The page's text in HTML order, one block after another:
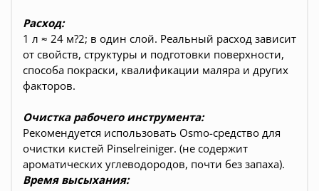
Расход:
1 л ≈ 24 м?2; в один слой. Реальный расход зависит
от свойств, структуры и подготовки поверхности,
способа покраски, квалификации маляра и других
факторов.
Очистка рабочего инструмента:
Рекомендуется использовать Osmo-средство для
очистки кистей Pinselreiniger. (не содержит
ароматических углеводородов, почти без запаха).
Время высыхания: